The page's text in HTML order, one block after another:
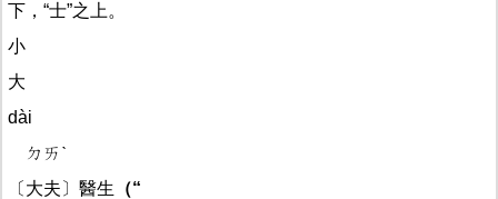
下，“士”之上。
小
大
dài
ㄉㄞˋ
〔大夫〕醫生 （“